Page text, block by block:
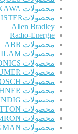
محصولات YASKAWA
محصولاتGILDEMEISTER
Allen Bradley
Radio-Energie
محصولات ABB
محصولات ANILAM
محصولات AUTONICS
محصولات BAUMER
محصولات BOSCH
محصولات EUCHNER
محصولات GRUNDIG
محصولات LITTON
محصولات OMRON
محصولات STEGMAN